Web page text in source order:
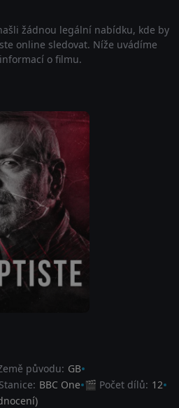
žádnou legální nabídku, kde by
online sledovat. Níže uvádíme
o filmu.
původu: GB
BBC One 🎬 Počet dílů: 12